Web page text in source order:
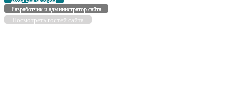
Разработчик и администратор сайта
Посмотреть гостей сайта